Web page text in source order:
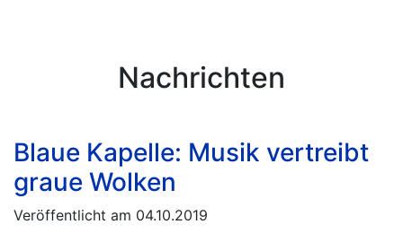
Nachrichten
Blaue Kapelle: Musik vertreibt
graue Wolken
Veröffentlicht am 04.10.2019